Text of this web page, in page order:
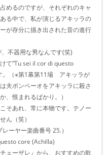
めるのですが、それぞれのキャ
る中で、私が演じるアキッラの
が存分に描き出された音の進行
不器用な男なんです(笑)
て“Tu sei il cor di questo
。（※第1幕第11場 アキッラが
夫ポンペーオをアキッラに殺さ
、恨まれるばかり。）
そあれ、常に本物です。テノー
ん（笑）
ーヤー楽曲番号 25.）
core (Achilla)
ェーザレ』から、おすすめの歌